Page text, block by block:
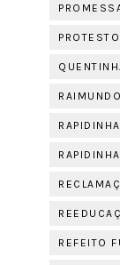
PROTESTO
REFEITO